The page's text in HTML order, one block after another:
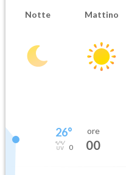
Notte Mattino
26°
0
ore
00